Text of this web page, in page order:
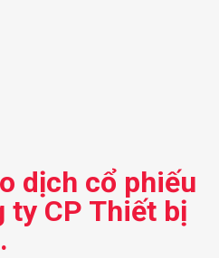
dịch cổ phiếu
ty CP Thiết bị